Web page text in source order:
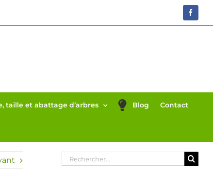
taille et abattage d’arbres Blog Contact
Rechercher: